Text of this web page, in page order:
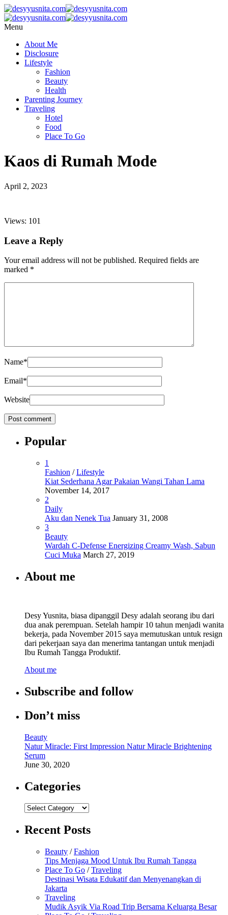
Menu
About Me
Disclosure
Lifestyle
Fashion
Beauty
Health
Parenting Journey
Traveling
Hotel
Food
Place To Go
Kaos di Rumah Mode
April 2, 2023
Views: 101
Leave a Reply
Your email address will not be published. Required fields are
marked *
Name*
Email*
Website
Popular
1
Fashion /Lifestyle
Kiat Sederhana Agar Pakaian Wangi Tahan Lama
November 14, 2017
2
Daily
Aku dan Nenek Tua January 31, 2008
3
Beauty
Wardah C-Defense Energizing Creamy Wash, Sabun
Cuci Muka March 27, 2019
About me
Desy Yusnita, biasa dipanggil Desy adalah seorang ibu dari
dua anak perempuan. Setelah hampir 10 tahun menjadi wanita
bekerja, pada November 2015 saya memutuskan untuk resign
dari pekerjaan saya dan menerima tantangan untuk menjadi
Ibu Rumah Tangga Produktif.
About me
Subscribe and follow
Don’t miss
Beauty
Natur Miracle: First Impression Natur Miracle Brightening
Serum
June 30, 2020
Categories
Categories
Recent Posts
Beauty /Fashion
Tips Menjaga Mood Untuk Ibu Rumah Tangga
Place To Go /Traveling
Destinasi Wisata Edukatif dan Menyenangkan di
Jakarta
Traveling
Mudik Asyik Via Road Trip Bersama Keluarga Besar